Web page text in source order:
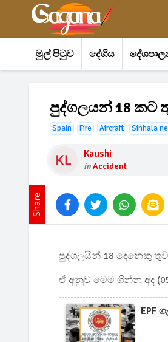
මුල් පිටුව දේශීය
පුද්ගලයන් 18 කට
Spain Fire Aircraft Sinhala
Kaushi
inAccident
Share
පුද්ගලයින් 18 දෙනෙකු
ඒ අනුව මෙම ගින්න අද
EPF